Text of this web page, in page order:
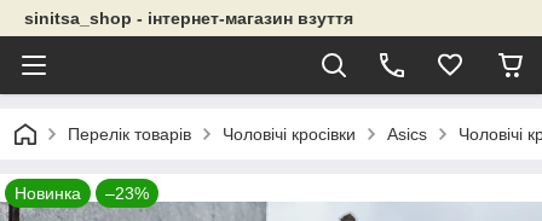
sinitsa_shop - інтернет-магазин взуття
Перелік товарів Чоловічі кросівки Asics Чоловічі
Новинка –23%